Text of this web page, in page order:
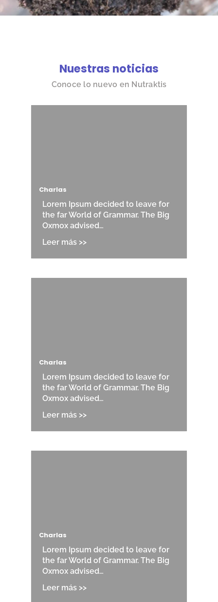
Nuestras noticias
Conoce lo nuevo en Nutraktis
Charlas
Lorem Ipsum decided to leave for
the far World of Grammar. The Big
Oxmox advised…
Charlas
Lorem Ipsum decided to leave for
the far World of Grammar. The Big
Oxmox advised…
Charlas
Lorem Ipsum decided to leave for
the far World of Grammar. The Big
Oxmox advised…